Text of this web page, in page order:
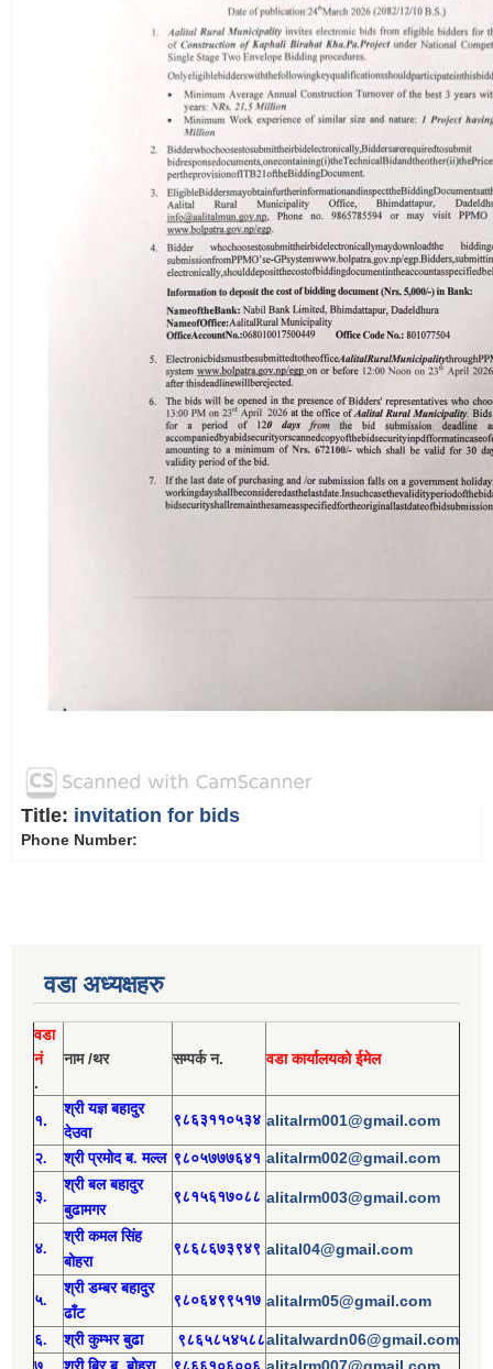
Title: invitation for bids
Phone Number:
वडा अध्यक्षहरु
वडा
नं
.
नाम /थर सम्पर्क न. वडा कार्यालयको ईमेल
१.
श्री यज्ञ बहादुर
देउवा
९८६३११०५३४ alitalrm001@gmail.com
२. श्रीप्रमोदब. मल्ल ९८०५७७७६४१ alitalrm002@gmail.com
३.
श्रीबल बहादुर
बुढामगर
९८१५६१७०८८ alitalrm003@gmail.com
४.
श्री कमल सिंह
बोहरा
९८६८६७३९४९ alital04@gmail.com
५.
श्री डम्बर बहादुर
ढाँट
९८०६४९९५१७ alitalrm05@gmail.com
६. श्री कुम्भर बुढा ९८६५८५४५८८alitalwardn06@gmail.com
alitalrm007@gmail.com